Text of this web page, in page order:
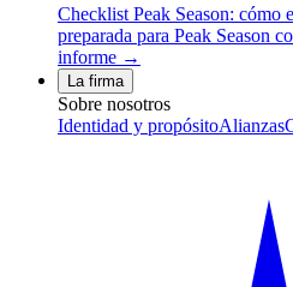
Checklist Peak Season: cómo
preparada para Peak Season
informe →
La firma
Sobre nosotros
Identidad y propósitoAlianzas